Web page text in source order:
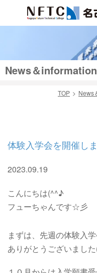
News＆information
TOP News
体験入学会を開催し
2023.09.19
こんにちは(^^♪
フューちゃんです☆彡
まずは、先週の体験入
ありがとうございまし